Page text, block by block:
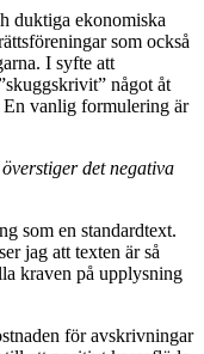
duktiga ekonomiska
som också
I syfte att
något åt
En vanlig formulering är
det negativa
som en standardtext.
jag att texten är så
kraven på upplysning
för avskrivningar